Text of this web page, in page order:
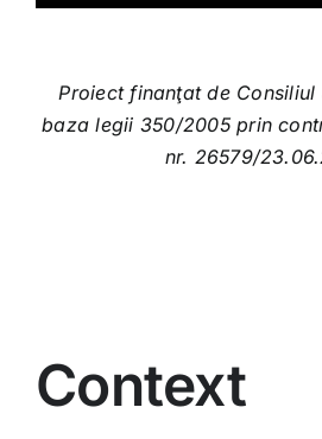
Proiect finanţat de Consiliul
baza legii 350/2005prin
nr. 26579/
Context